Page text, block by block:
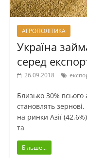
АГРОПОЛІТИКА
Україна
серед
26.09.2018
Близько 30%
становлять
на ринки Азії
та
Більше...